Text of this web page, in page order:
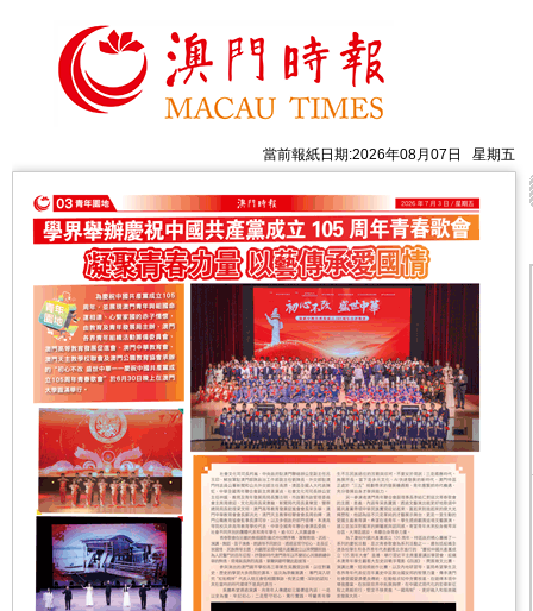
當前報紙日期:2026年08月07日 星期五